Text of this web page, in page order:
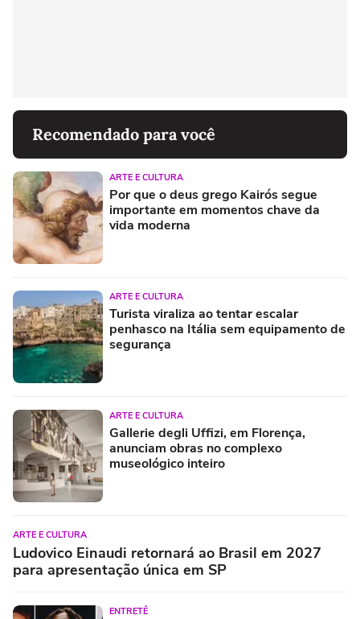
Recomendado para você
ARTE E CULTURA
Por que o deus grego Kairós segue
importante em momentos chave da
vida moderna
ARTE E CULTURA
Turista viraliza ao tentar escalar
penhasco na Itália sem equipamento de
segurança
ARTE E CULTURA
Gallerie degli Uffizi, em Florença,
anunciam obras no complexo
museológico inteiro
ARTE E CULTURA
Ludovico Einaudi retornará ao Brasil em 2027
para apresentação única em SP
ENTRETÊ